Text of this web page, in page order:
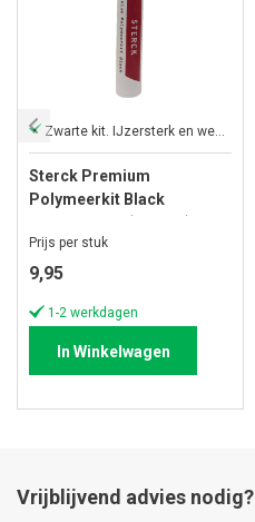
Zwarte kit. IJzersterk en weerbestendig
Sterck Premium
Polymeerkit Black
Prijs per stuk
9,95
1-2 werkdagen
In Winkelwagen
Vrijblijvend advies nodig?